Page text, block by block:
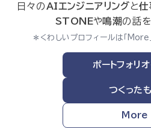
日々のAIエンジニアリングと仕
STONEや鳴潮の話
＊くわしいプロフィールは「More
ポートフォリ
つくった
More